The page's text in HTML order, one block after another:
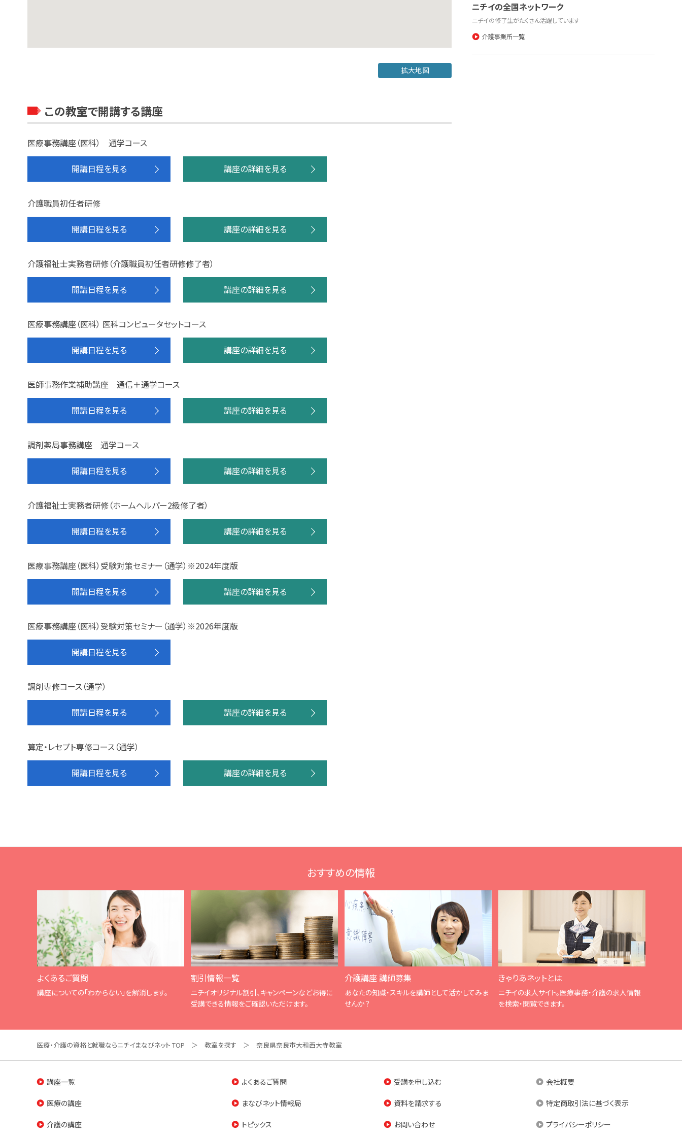
拡大地図
この教室で開講する講座
医療事務講座（医科） 通学コース
開講日程を見る 講座の詳細を見る
介護職員初任者研修
開講日程を見る 講座の詳細を見る
介護福祉士実務者研修（介護職員初任者研修修了者）
開講日程を見る 講座の詳細を見る
医療事務講座（医科） 医科コンピュータセットコース
開講日程を見る 講座の詳細を見る
医師事務作業補助講座 通信＋通学コース
開講日程を見る 講座の詳細を見る
調剤薬局事務講座 通学コース
開講日程を見る 講座の詳細を見る
介護福祉士実務者研修（ホームヘルパー2級修了者）
開講日程を見る 講座の詳細を見る
医療事務講座（医科）受験対策セミナー（通学）※2024年度版
開講日程を見る 講座の詳細を見る
医療事務講座（医科）受験対策セミナー（通学）※2026年度版
開講日程を見る
調剤専修コース（通学）
開講日程を見る 講座の詳細を見る
算定・レセプト専修コース（通学）
開講日程を見る 講座の詳細を見る
ニチイの全国ネットワーク
ニチイの修了生がたくさん活躍しています
介護事業所一覧
おすすめの情報
よくあるご質問
講座についての「わからない」を解消します。
割引情報一覧
ニチイオリジナル割引、キャンペーンなどお得に
受講できる情報をご確認いただけます。
介護講座 講師募集
あなたの知識・スキルを講師として活かしてみま
せんか？
きゃりあネットとは
ニチイの求人サイト。医療事務・介護の求人情報
を検索・閲覧できます。
医療・介護の資格と就職ならニチイまなびネット TOP 教室を探す 奈良県奈良市大和西大寺教室
講座一覧
医療の講座
介護の講座
よくあるご質問
まなびネット情報局
トピックス
受講を申し込む
資料を請求する
お問い合わせ
会社概要
特定商取引法に基づく表示
プライバシーポリシー